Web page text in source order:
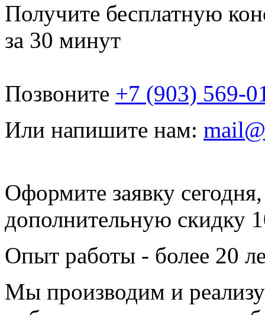
Получите бесплатную
за 30 минут
Позвоните +7 (903) 569-
Или напишите нам:
Оформите заявку
дополнительную скидку
Опыт работы - более 20
Мы производим и